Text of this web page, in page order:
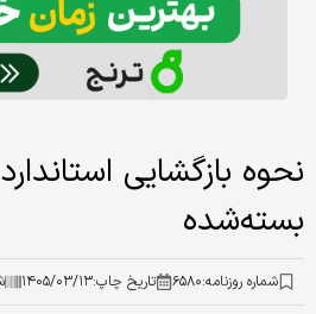
نحوه بازگشایی
بسته‌شده
شماره روزنامه:۶۵۸۰ تاریخ چاپ:۱۴۰۵/۰۳/۱۳